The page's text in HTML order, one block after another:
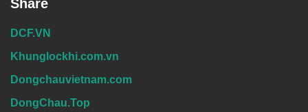
Share
DCF.VN
Khunglockhi.com.vn
Dongchauvietnam.com
DongChau.Top